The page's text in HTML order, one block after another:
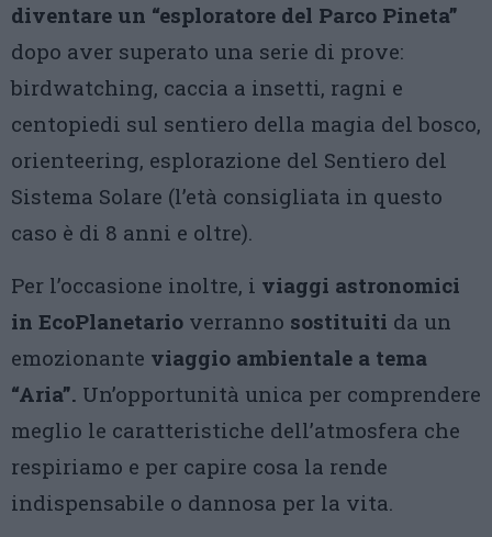
diventare un “esploratore del Parco Pineta”
dopo aver superato una serie di prove:
birdwatching, caccia a insetti, ragni e
centopiedi sul sentiero della magia del bosco,
orienteering, esplorazione del Sentiero del
Sistema Solare (l’età consigliata in questo
caso è di 8 anni e oltre).
Per l’occasione inoltre, i viaggi astronomici
in EcoPlanetario verranno sostituiti da un
emozionante viaggio ambientale a tema
“Aria”. Un’opportunità unica per comprendere
meglio le caratteristiche dell’atmosfera che
respiriamo e per capire cosa la rende
indispensabile o dannosa per la vita.